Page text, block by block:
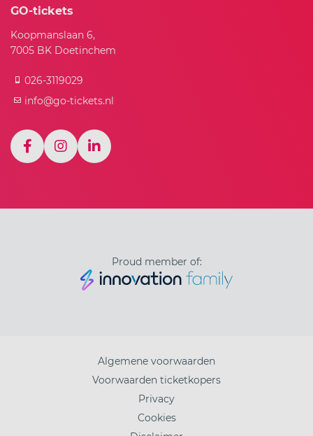
GO-tickets
Koopmanslaan 6,
7005 BK Doetinchem
026-3119029
info@go-tickets.nl
Proud member of:
Algemene voorwaarden
Voorwaarden ticketkopers
Privacy
Cookies